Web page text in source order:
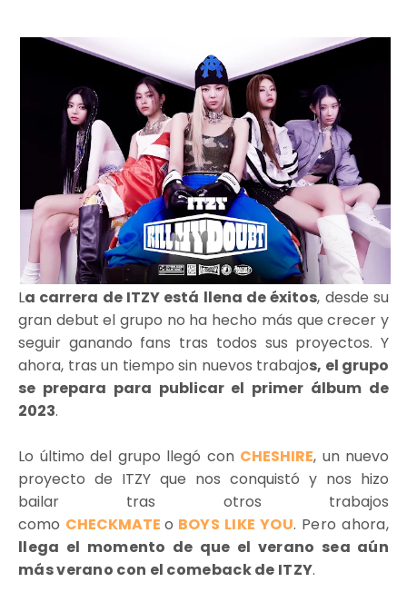
La carrera de ITZY está llena de éxitos, desde su
gran debut el grupo no ha hecho más que crecer y
seguir ganando fans tras todos sus proyectos. Y
ahora, tras un tiempo sin nuevos trabajos, el grupo
se prepara para publicar el primer álbum de
2023.
Lo último del grupo llegó con CHESHIRE, un nuevo
proyecto de ITZY que nos conquistó y nos hizo
bailar tras otros trabajos
como CHECKMATE o BOYS LIKE YOU. Pero ahora,
llega el momento de que el verano sea aún
más verano con el comeback de ITZY.